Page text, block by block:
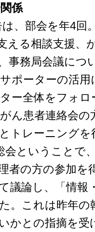
係
、部会を年4回
える相談支援、
事務局会議につ
ポーターの活
ー全体をフォ
ん患者連絡会
トレーニング
会ということで
者の方の参加を
議論し、「情報
。これは昨年の
かとの指摘を受